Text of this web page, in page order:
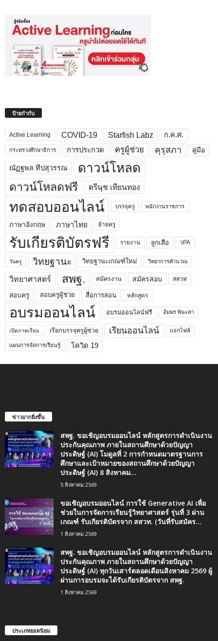
ป้ายกำกับ
Active Learning COVID-19 Starfish Labz ก.ค.ศ.
กระทรวงศึกษาธิการ การประกวด ครูผู้ช่วย คุรุสภา คู่มือ
ณัฏฐพล ทีปสุวรรณ ดาวน์โหลด
ดาวน์โหลดฟรี ตรีนุช เทียนทอง
ทดสอบออนไลน์ บรรจุครู พนักงานราชการ
ภาษาอังกฤษ ภาษาไทย ย้ายครู
รับเกียรติบัตรฟรี รายงาน ลูกเสือ วPA
วันครู วิทยฐานะ วิทยฐานะเกณฑ์ใหม่ วิทยาการคำนวณ
วิทยาศาสตร์ สพฐ. สมัครงาน สมัครสอบ สสวท
สอบครู สอบครูผู้ช่วย สื่อการสอน หลักสูตร
อบรมออนไลน์ อบรมออนไลน์ฟรี อัมพร พินะสา
เปิดภาคเรียน เรียกบรรจุครูผู้ช่วย เรียนออนไลน์ แจกไฟล์
แผนการจัดการเรียนรู้ โควิด 19
ข่าวมากยิ่งขึ้น
สพฐ. ขอเชิญอบรมออนไลน์ หลักสูตรการดำเนินงาน
ประกันคุณภาพ ภายในสถานศึกษาด้วยปัญญา
ประดิษฐ์ (AI) โมดูลที่ 2 การกำหนดมาตรฐานการ
ศึกษาและเป้าหมายของสถานศึกษาด้วยปัญญา
ประดิษฐ์ (AI) 8 สิงหาคม...
5 สิงหาคม 2569
ขอเชิญอบรมออนไลน์ การใช้ Generative AI เพื่อ
ช่วยในการจัดการเรียนรู้วิทยาศาสตร์ รุ่นที่ 3 ผ่าน
เกณฑ์ รับเกียรติบัตรจาก สสวท. (วันที่รับสมัคร...
1 สิงหาคม 2569
สพฐ. ขอเชิญอบรมออนไลน์ หลักสูตรการดำเนินงาน
ประกันคุณภาพ ภายในสถานศึกษาด้วยปัญญา
ประดิษฐ์ (AI) ทุกวันเสาร์ตลอดเดือนสิงหาคม 2569 ผู้
ผ่านการอบรมจะได้รับเกียรติบัตรจาก สพฐ.
1 สิงหาคม 2569
ประเภทยอดนิยม